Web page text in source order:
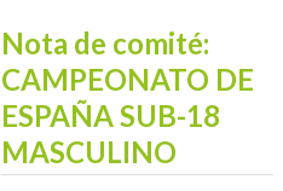
Nota de comité:
CAMPEONATO DE
ESPAÑA SUB-18
MASCULINO